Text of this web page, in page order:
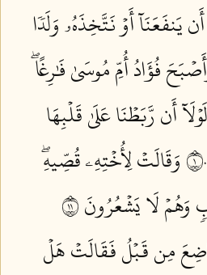
يَنفَعَنَآ أَوۡ نَتَّخِذَهُۥ وَلَدٗا
فُؤَادُ أُمِّ مُوسَىٰ فَٰرِغًاۖ
أَن رَّبَطۡنَا عَلَىٰ قَلۡبِهَا
وَقَالَتۡ لِأُخۡتِهِۦ قُصِّيهِۖ
لَا يَشۡعُرُونَ ١١
مِن قَبۡلُ فَقَالَتۡ هَلۡ